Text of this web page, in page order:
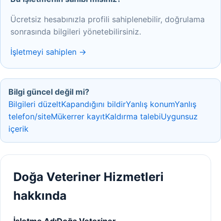
Ücretsiz hesabınızla profili sahiplenebilir, doğrulama
sonrasında bilgileri yönetebilirsiniz.
İşletmeyi sahiplen →
Bilgi güncel değil mi?
Bilgileri düzeltKapandığını bildirYanlış konumYanlış
telefon/siteMükerrer kayıtKaldırma talebiUygunsuz
içerik
Doğa Veteriner Hizmetleri
hakkında